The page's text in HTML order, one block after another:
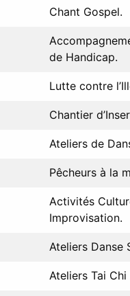
Chant Gospel.
de Handicap.
Lutte contre
Chantier
Ateliers de
Pêcheurs à la
Activités
Improvisation.
Ateliers Danse
Ateliers Tai Chi